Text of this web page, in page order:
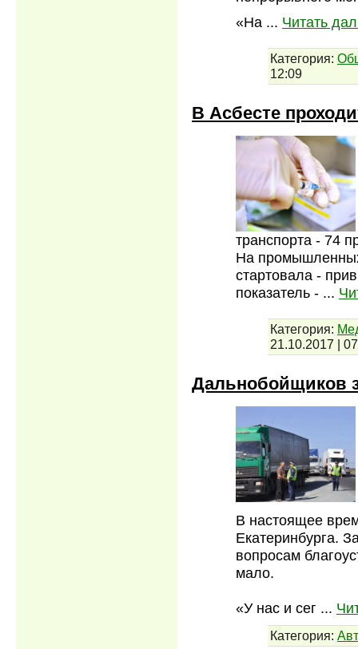
«На ... Читать
Категория:
12:09
В Асбесте
транспорта - 74
На
стартовала -
показатель - ...
Категория:
21.10.2017 |
Дальнобойщиков
В настоящее
Екатеринбурга.
вопросам
мало.
«У нас и сег ...
Категория: